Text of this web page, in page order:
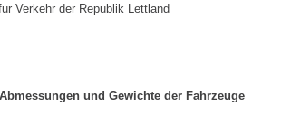
Verkehr der Republik Lettland
und Gewichte der Fahrzeuge